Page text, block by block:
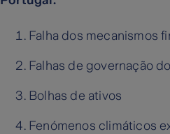
Falha dos mecanismos
Falhas de governação
Bolhas de ativos
Fenómenos climáticos